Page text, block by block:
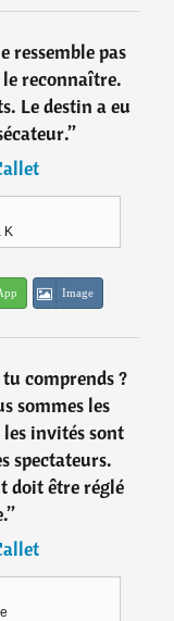
ressemble pas
reconnaître.
Le destin a eu
”
K
Image
comprends ?
sommes les
invités sont
spectateurs.
doit être réglé
”